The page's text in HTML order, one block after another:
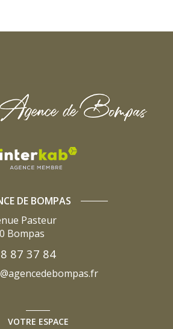
DE BOMPAS
Pasteur
Bompas
87 37 84
VOTRE ESPACE